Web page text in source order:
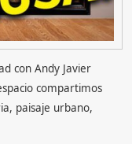
con Andy Javier
compartimos
paisaje urbano,